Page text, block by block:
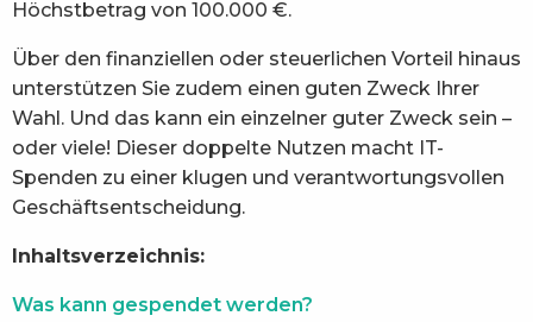
Höchstbetrag von 100.000 €.
Über den finanziellen oder steuerlichen Vorteil hinaus
unterstützen Sie zudem einen guten Zweck Ihrer
Wahl. Und das kann ein einzelner guter Zweck sein –
oder viele! Dieser doppelte Nutzen macht IT-
Spenden zu einer klugen und verantwortungsvollen
Geschäftsentscheidung.
Inhaltsverzeichnis:
Was kann gespendet werden?